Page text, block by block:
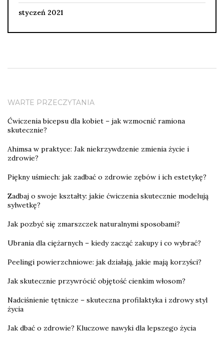
styczeń 2021
WARTE PRZECZYTANIA
Ćwiczenia bicepsu dla kobiet – jak wzmocnić ramiona
skutecznie?
Ahimsa w praktyce: Jak niekrzywdzenie zmienia życie i
zdrowie?
Piękny uśmiech: jak zadbać o zdrowie zębów i ich estetykę?
Zadbaj o swoje kształty: jakie ćwiczenia skutecznie modelują
sylwetkę?
Jak pozbyć się zmarszczek naturalnymi sposobami?
Ubrania dla ciężarnych – kiedy zacząć zakupy i co wybrać?
Peelingi powierzchniowe: jak działają, jakie mają korzyści?
Jak skutecznie przywrócić objętość cienkim włosom?
Nadciśnienie tętnicze – skuteczna profilaktyka i zdrowy styl
życia
Jak dbać o zdrowie? Kluczowe nawyki dla lepszego życia